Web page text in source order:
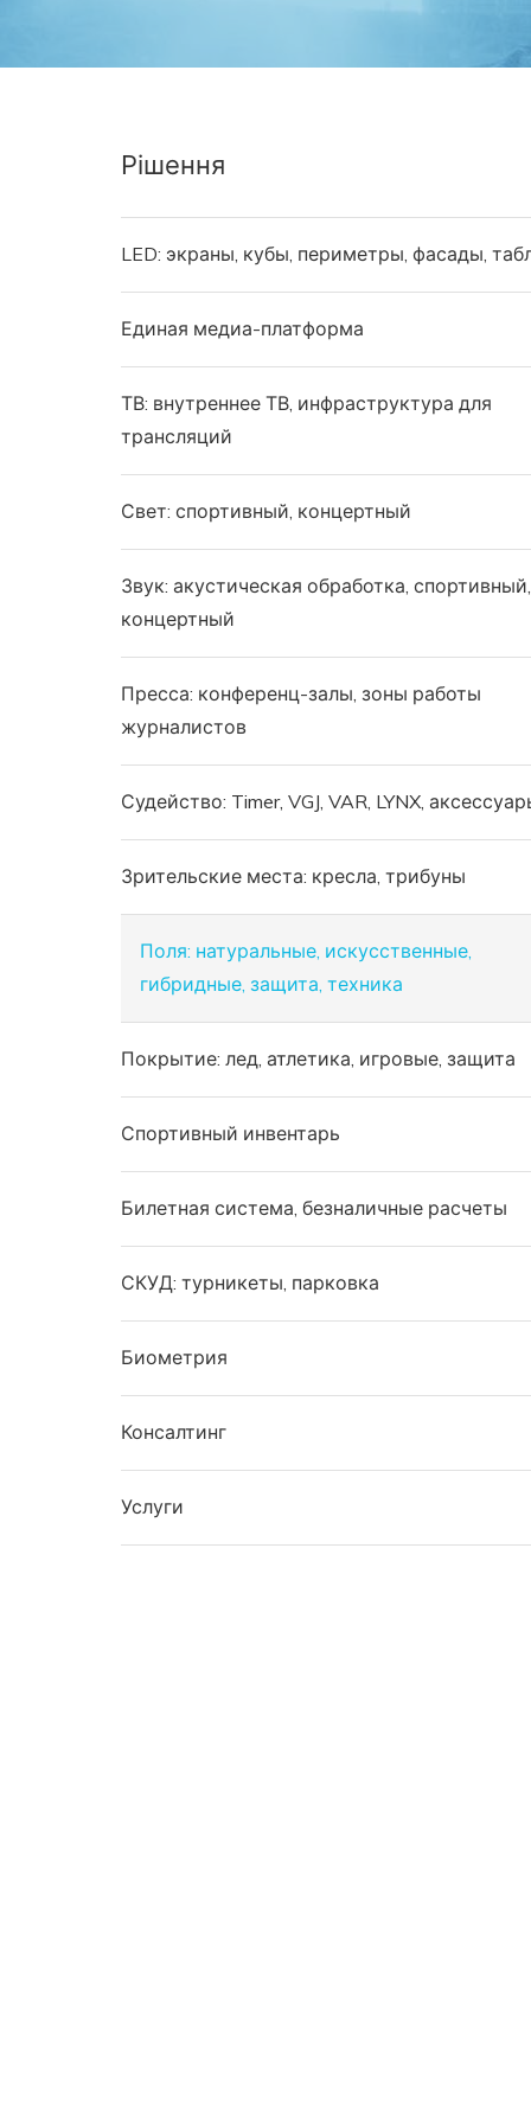
Рішення
LED: экраны, кубы, периметры, фасады,
Единая медиа-платформа
ТВ: внутреннее ТВ, инфраструктура для
трансляций
Свет: спортивный, концертный
Звук: акустическая обработка, спортивный,
концертный
Пресса: конференц-залы, зоны работы
журналистов
Судейство: Timer, VGJ, VAR, LYNX,
Зрительские места: кресла, трибуны
Поля: натуральные, искусственные,
гибридные, защита, техника
Покрытие: лед, атлетика, игровые, защита
Спортивный инвентарь
Билетная система, безналичные расчеты
СКУД: турникеты, парковка
Биометрия
Консалтинг
Услуги